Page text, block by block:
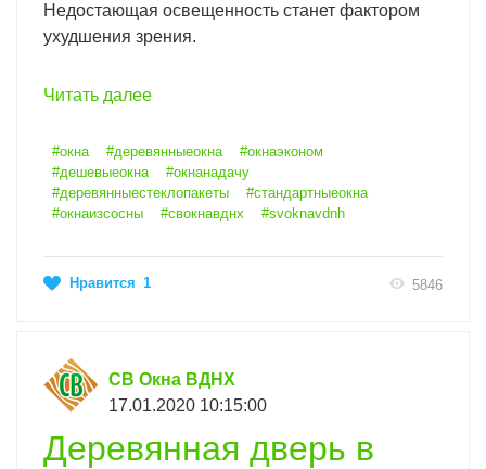
Недостающая освещенность станет фактором
ухудшения зрения.
Читать далее
#окна #деревянныеокна
#окнаэконом
#дешевыеокна
#окнанадачу
#деревянныестеклопакеты
#стандартныеокна
#окнаизсосны
#свокнавднх #svoknavdnh
Нравится 1 5846
СВ Окна ВДНХ
17.01.2020 10:15:00
Деревянная дверь в